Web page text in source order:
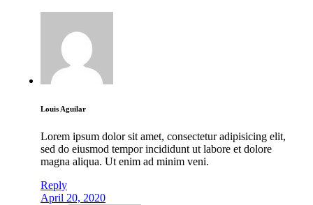
Louis Aguilar
Lorem ipsum dolor sit amet, consectetur adipisicing elit,
sed do eiusmod tempor incididunt ut labore et dolore
magna aliqua. Ut enim ad minim veni.
Reply
April 20, 2020